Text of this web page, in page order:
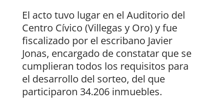
El acto tuvo lugar en el Auditorio del
Centro Cívico (Villegas y Oro) y fue
fiscalizado por el escribano Javier
Jonas, encargado de constatar que se
cumplieran todos los requisitos para
el desarrollo del sorteo, del que
participaron 34.206 inmuebles.